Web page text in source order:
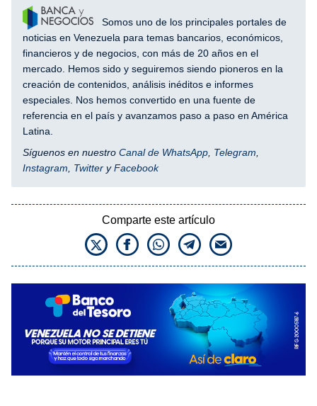
Somos uno de los principales portales de
noticias en Venezuela para temas bancarios, económicos,
financieros y de negocios, con más de 20 años en el
mercado. Hemos sido y seguiremos siendo pioneros en la
creación de contenidos, análisis inéditos e informes
especiales. Nos hemos convertido en una fuente de
referencia en el país y avanzamos paso a paso en América
Latina.
Síguenos en nuestro Canal de WhatsApp Telegram
Instagram
Twitter yFacebook
Comparte este artículo